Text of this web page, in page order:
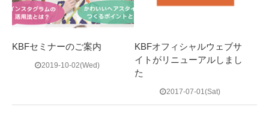
KBFセミナーのご案内
2019-10-02(Wed)
KBFオフィシャルウェブサ
イトがリニューアルしまし
た
2017-07-01(Sat)